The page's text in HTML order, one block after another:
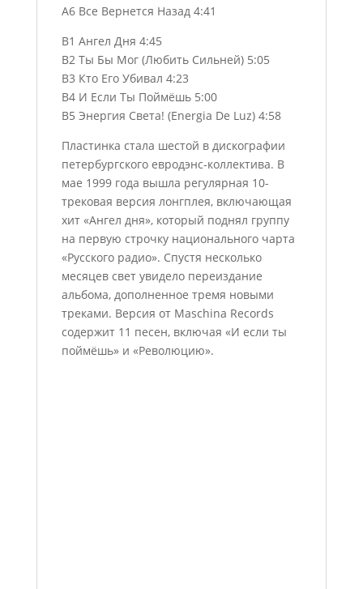
A6 Все Вернется Назад 4:41
B1 Ангел Дня 4:45
B2 Ты Бы Мог (Любить Сильней) 5:05
B3 Кто Его Убивал 4:23
B4 И Если Ты Поймёшь 5:00
B5 Энергия Света! (Energia De Luz) 4:58
Пластинка стала шестой в дискографии
петербургского евродэнс-коллектива. В
мае 1999 года вышла регулярная 10-
трековая версия лонгплея, включающая
хит «Ангел дня», который поднял группу
на первую строчку национального чарта
«Русского радио». Спустя несколько
месяцев свет увидело переиздание
альбома, дополненное тремя новыми
треками. Версия от Maschina Records
содержит 11 песен, включая «И если ты
поймёшь» и «Революцию».